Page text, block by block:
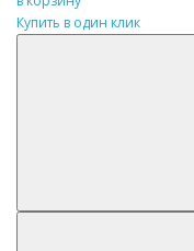
Купить в один клик